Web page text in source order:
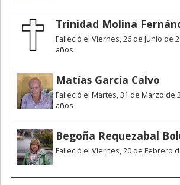
Trinidad Molina
Falleció el Viernes, 26 de Junio de
años
Matías García Calvo
Falleció el Martes, 31 de Marzo de
años
Begoña Requezabal
Falleció el Viernes, 20 de Febrero